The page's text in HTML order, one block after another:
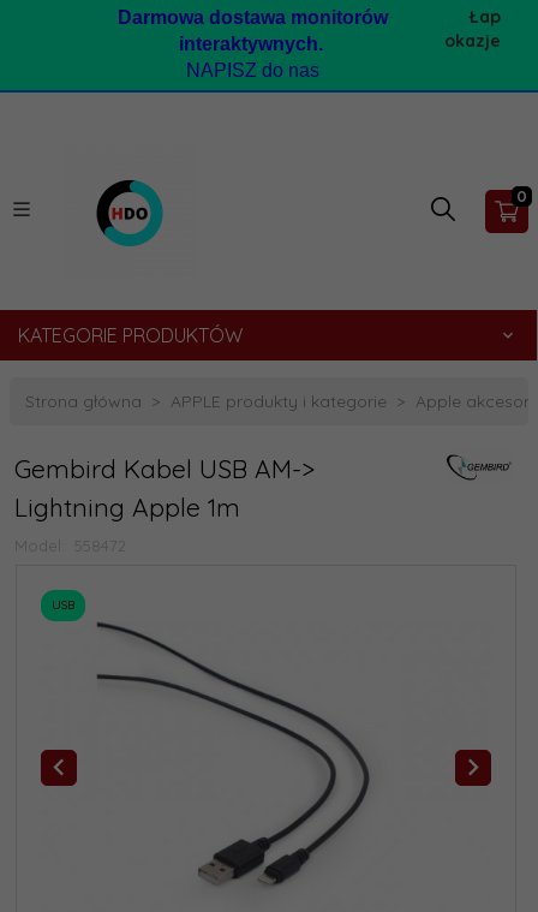
Darmowa dostawa monitorów
interaktywnych.
NAPISZ do nas
Łap
okazje
0
KATEGORIE PRODUKTÓW
Strona główna APPLE produkty i kategorie Apple
Gembird Kabel USB AM->
Lightning Apple 1m
Model: 558472
USB